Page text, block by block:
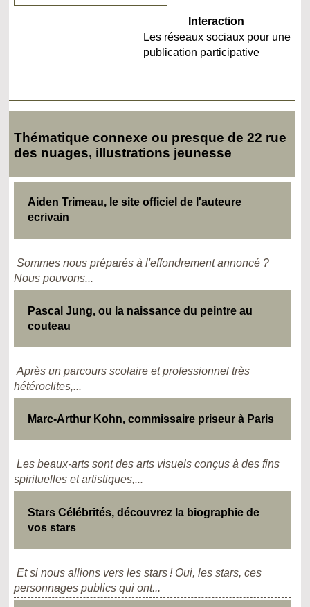
Interaction
Les réseaux sociaux pour une
publication participative
Thématique connexe ou presque de 22 rue
des nuages, illustrations jeunesse
Aiden Trimeau, le site officiel de l'auteure
ecrivain
Sommes nous préparés à l'effondrement annoncé ?
Nous pouvons...
Pascal Jung, ou la naissance du peintre au
couteau
Après un parcours scolaire et professionnel très
hétéroclites,...
Marc-Arthur Kohn, commissaire priseur à Paris
Les beaux-arts sont des arts visuels conçus à des fins
spirituelles et artistiques,...
Stars Célébrités, découvrez la biographie de
vos stars
Et si nous allions vers les stars ! Oui, les stars, ces
personnages publics qui ont...